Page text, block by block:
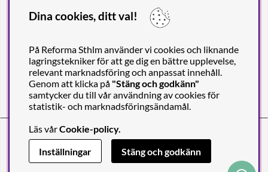
Reforma Sthlm AB (org. no. 556849-2606)
Engelbrektsgatan 29
(Note! Postal address only), SE-114 32
STOCKHOLM, Sweden
Dina cookies, ditt val!
På Reforma Sthlm använder vi cookies och liknande
lagringstekniker för att ge dig en bättre upplevelse,
relevant marknadsföring och anpassat innehåll.
Genom att klicka på "Stäng och godkänn"
samtycker du till vår användning av cookies för
statistik- och marknadsföringsändamål.
Läs vårCookie-policy.
Inställningar
Stäng och godkänn